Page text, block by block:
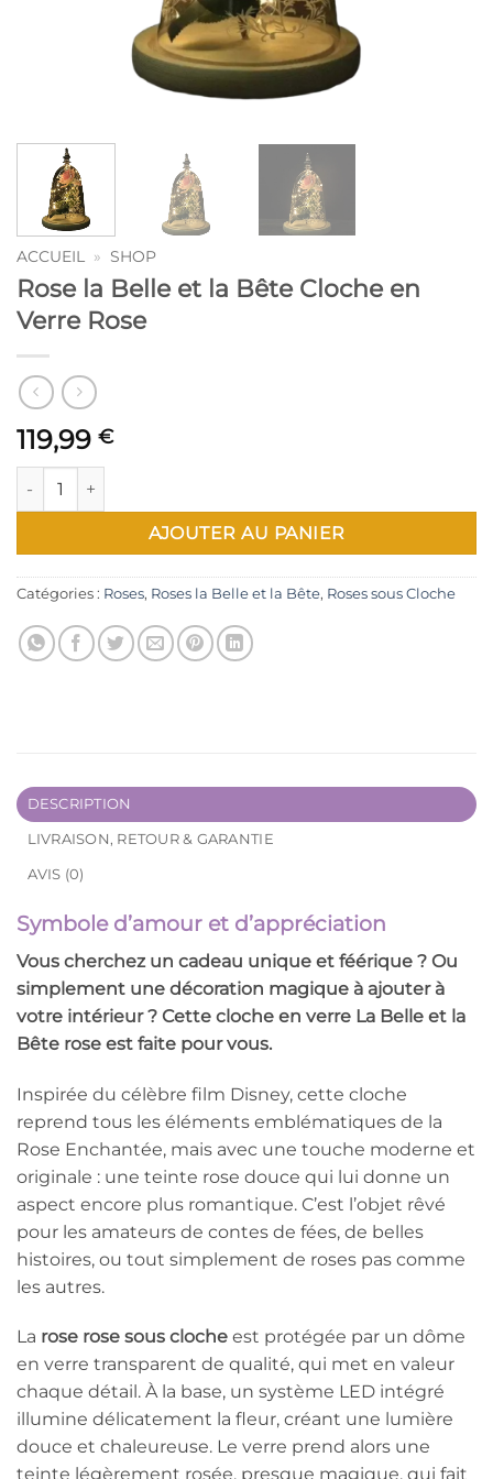
ACCUEIL » SHOP
Rose la Belle et la Bête Cloche en
Verre Rose
119,99 €
quantité de Rose la Belle et la Bête Cloche en Verre Rose
AJOUTER AU PANIER
Catégories : Roses, Roses la Belle et la Bête, Roses sous Cloche
DESCRIPTION
LIVRAISON, RETOUR & GARANTIE
AVIS (0)
Symbole d’amour et d’appréciation
Vous cherchez un cadeau unique et féérique ? Ou
simplement une décoration magique à ajouter à
votre intérieur ? Cette cloche en verre La Belle et la
Bête rose est faite pour vous.
Inspirée du célèbre film Disney, cette cloche
reprend tous les éléments emblématiques de la
Rose Enchantée, mais avec une touche moderne et
originale : une teinte rose douce qui lui donne un
aspect encore plus romantique. C’est l’objet rêvé
pour les amateurs de contes de fées, de belles
histoires, ou tout simplement de roses pas comme
les autres.
La rose rose sous cloche est protégée par un dôme
en verre transparent de qualité, qui met en valeur
chaque détail. À la base, un système LED intégré
illumine délicatement la fleur, créant une lumière
douce et chaleureuse. Le verre prend alors une
teinte légèrement rosée, presque magique, qui fait